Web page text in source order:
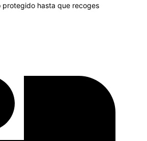
protegido hasta que recoges